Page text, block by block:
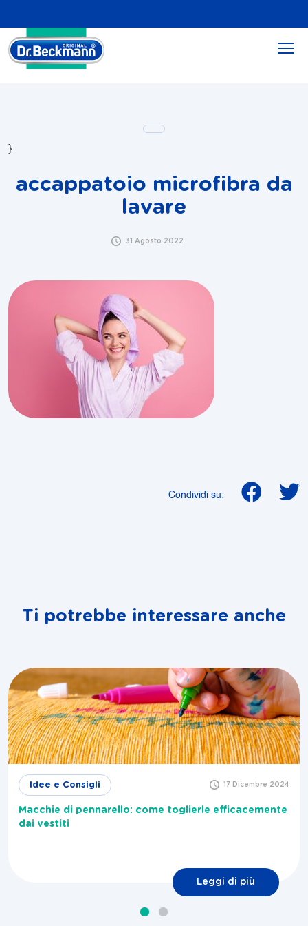
}
accappatoio microfibra da
lavare
31 Agosto 2022
Condividi su:
Ti potrebbe interessare anche
Idee e Consigli 17 Dicembre 2024
Macchie di pennarello: come toglierle efficacemente
dai vestiti
Leggi di più